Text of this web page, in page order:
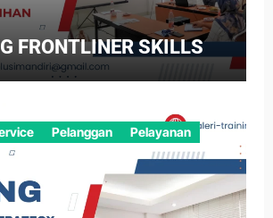
FRONTLINER SKILLS
Pelanggan Pelayanan